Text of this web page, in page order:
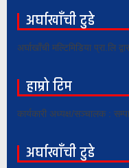
अर्घाखाँची टुडे
अर्घाखाँची मल्टिमिडिया
हाम्रो टिम
कार्यकारी अध्यक्ष/सञ्चालक :
अर्घाखाँची टुडे